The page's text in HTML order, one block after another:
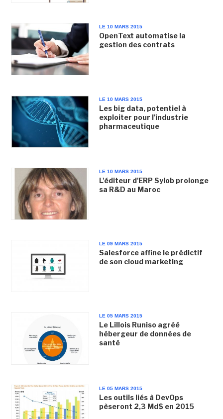
LE 10 MARS 2015
OpenText automatise la
gestion des contrats
LE 10 MARS 2015
Les big data, potentiel à
exploiter pour l'industrie
pharmaceutique
LE 10 MARS 2015
L'éditeur d'ERP Sylob prolonge
sa R&D au Maroc
LE 09 MARS 2015
Salesforce affine le prédictif
de son cloud marketing
LE 05 MARS 2015
Le Lillois Runiso agréé
hébergeur de données de
santé
LE 05 MARS 2015
Les outils liés à DevOps
pèseront 2,3 Md$ en 2015